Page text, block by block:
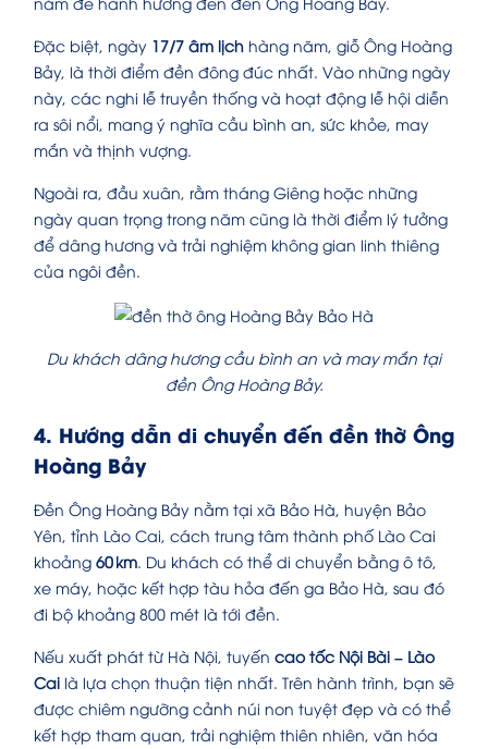
Đặc biệt, ngày 17/7 âm lịch hàng năm, giỗ Ông Hoàng
Bảy, là thời điểm đền đông đúc nhất. Vào những ngày
này, các nghi lễ truyền thống và hoạt động lễ hội diễn
ra sôi nổi, mang ý nghĩa cầu bình an, sức khỏe, may
mắn và thịnh vượng.
Ngoài ra, đầu xuân, rằm tháng Giêng hoặc những
ngày quan trọng trong năm cũng là thời điểm lý tưởng
để dâng hương và trải nghiệm không gian linh thiêng
của ngôi đền.
Du khách dâng hương cầu bình an và may mắn tại
đền Ông Hoàng Bảy.
4. Hướng dẫn di chuyển đến đền thờ Ông
Hoàng Bảy
Đền Ông Hoàng Bảy nằm tại xã Bảo Hà, huyện Bảo
Yên, tỉnh Lào Cai, cách trung tâm thành phố Lào Cai
khoảng 60 km. Du khách có thể di chuyển bằng ô tô,
xe máy, hoặc kết hợp tàu hỏa đến ga Bảo Hà, sau đó
đi bộ khoảng 800 mét là tới đền.
Nếu xuất phát từ Hà Nội, tuyến cao tốc Nội Bài – Lào
Cai là lựa chọn thuận tiện nhất. Trên hành trình, bạn sẽ
được chiêm ngưỡng cảnh núi non tuyệt đẹp và có thể
kết hợp tham quan, trải nghiệm thiên nhiên, văn hóa